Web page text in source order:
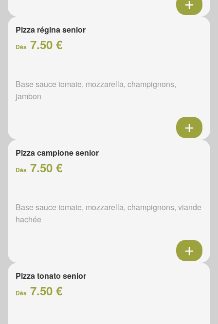
Pizza régina senior
Dès 7.50 €
Base sauce tomate, mozzarella, champignons,
jambon
Pizza campione senior
Dès 7.50 €
Base sauce tomate, mozzarella, champignons, viande
hachée
Pizza tonato senior
Dès 7.50 €